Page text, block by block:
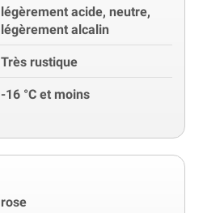
légèrement acide, neutre,
légèrement alcalin
Très rustique
-16 °C et moins
rose